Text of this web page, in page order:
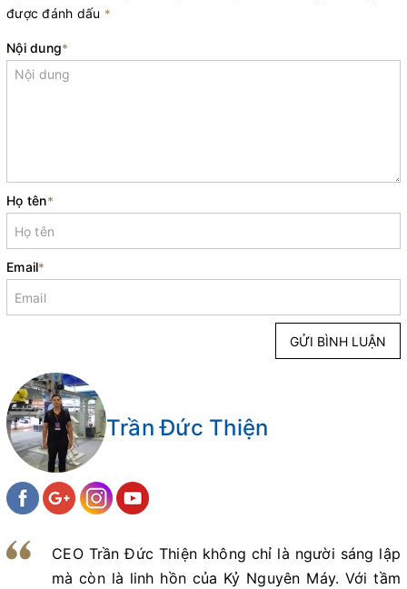
được đánh dấu *
Nội dung*
Họ tên*
Email*
GỬI BÌNH LUẬN
Trần Đức Thiện
CEO Trần Đức Thiện không chỉ là người sáng lập
mà còn là linh hồn của Kỷ Nguyên Máy. Với tầm